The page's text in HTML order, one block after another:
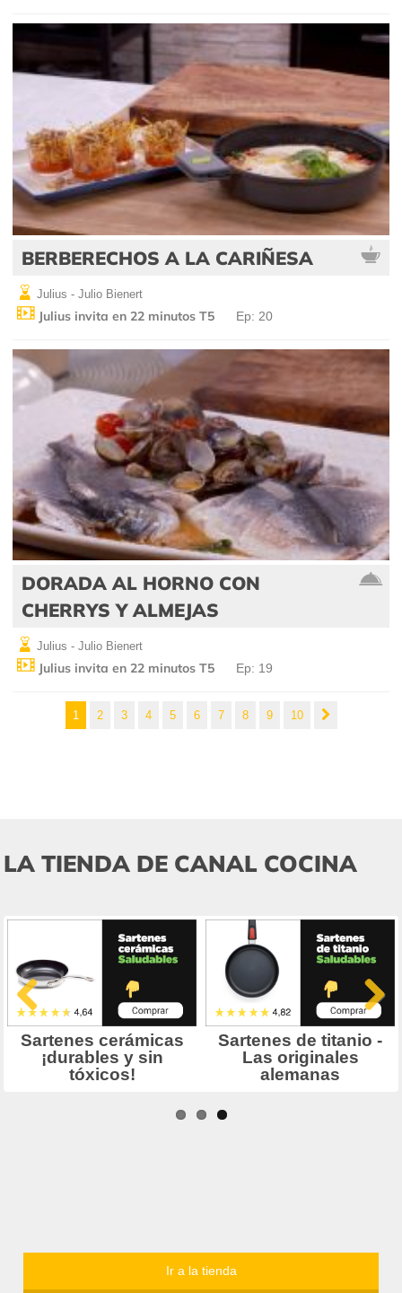
BERBERECHOS A LA CARIÑESA
Julius - Julio Bienert
Julius invita en 22 minutos T5 Ep: 20
DORADA AL HORNO CON
CHERRYS Y ALMEJAS
Julius - Julio Bienert
Julius invita en 22 minutos T5 Ep: 19
1 2 3 4 5 6 7 8 9 10
LA TIENDA DE CANAL COCINA
Ir a la tienda